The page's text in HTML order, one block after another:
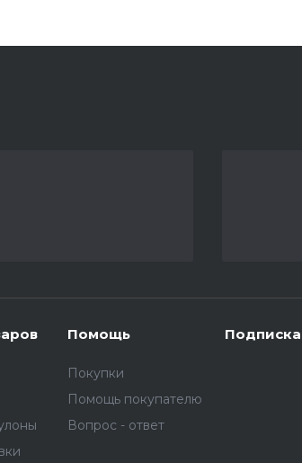
Помощь
Покупки
Помощь покупателю
Вопрос - ответ
Подписка